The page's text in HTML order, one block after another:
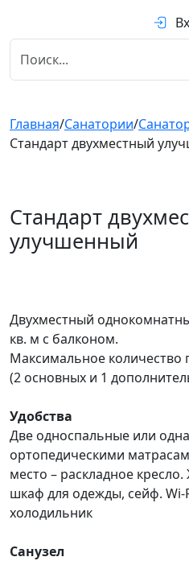
Главная/Санатории/
Стандарт двухместный
Стандарт
улучшенный
Двухместный
кв. м с балконом.
Максимальное количество
(2 основных и 1
Удобства
Две односпальные или
ортопедическими
место – раскладное
шкаф для одежды, сейф. Wi-
холодильник
Санузел